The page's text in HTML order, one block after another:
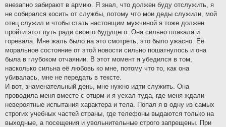
внезапно забирают в армию. Я знал, что должен буду отслужить, я
не собирался косить от службы, потому что мои деды служили, мой
отец служил и чтобы стать настоящим мужчиной я тоже должен
пройти этот путь ради своего будущего. Она сильно плакала и
горевала. Мне жаль было на это смотреть, это было ужасно. Её
моральное состояние от этой новости сильно пошатнулось и она
была в глубоком отчаянии. В этот момент я убедился в том,
насколько сильна её любовь ко мне, потому что то, как она
убивалась, мне не передать в тексте.
И вот, знаменательный день, мне нужно идти служить. Она
проводила меня вместе с отцом и я уехал туда, где меня ждали
невероятные испытания характера и тела. Попал я в одну из самых
строгих учебных частей страны, где телефоны выдаются только на
выходные, а посещения и увольнительные строго запрещены. При